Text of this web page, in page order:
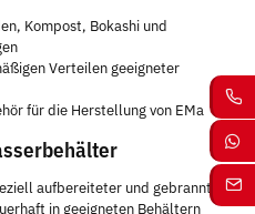
Kompost, Bokashi und
Verteilen geeigneter
für die Herstellung von EMa
aufbereiteter und gebrannter
in geeigneten Behältern